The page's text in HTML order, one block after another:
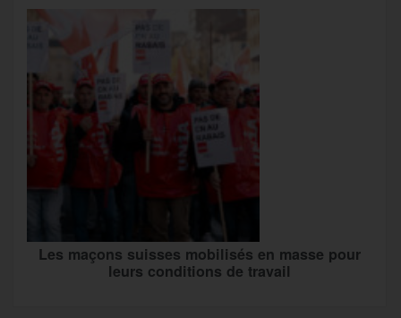
Les maçons suisses mobilisés en masse pour
leurs conditions de travail